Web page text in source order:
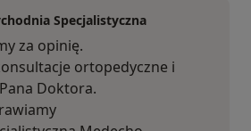
Specjalistyczna
za opinię.
ortopedyczne i
Doktora.